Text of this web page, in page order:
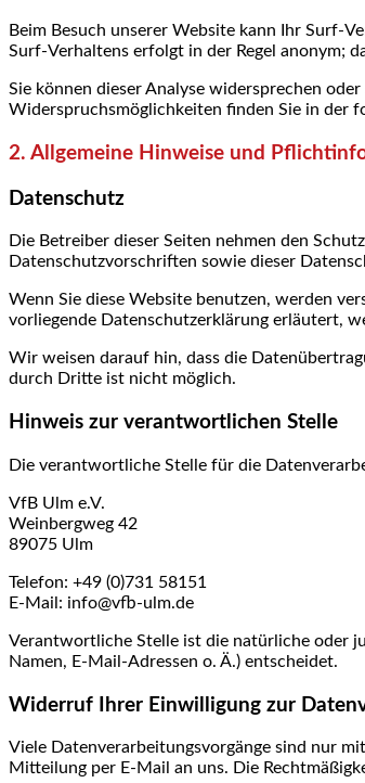
Beim Besuch unserer Website kann Ihr Surf-
Surf-Verhaltens erfolgt in der Regel anonym;
Sie können dieser Analyse widersprechen
Widerspruchsmöglichkeiten finden Sie in der
2. Allgemeine Hinweise und
Datenschutz
Die Betreiber dieser Seiten nehmen den
Datenschutzvorschriften sowie dieser
Wenn Sie diese Website benutzen, werden
vorliegende Datenschutzerklärung erläutert,
Wir weisen darauf hin, dass die
durch Dritte ist nicht möglich.
Hinweis zur verantwortlichen Stelle
Die verantwortliche Stelle für die
VfB Ulm e.V.
Weinbergweg 42
89075 Ulm
Telefon: +49 (0)731 58151
E-Mail: info@vfb-ulm.de
Verantwortliche Stelle ist die natürliche oder
Namen, E-Mail-Adressen o. Ä.) entscheidet.
Widerruf Ihrer Einwilligung zur
Viele Datenverarbeitungsvorgänge sind nur
Mitteilung per E-Mail an uns. Die